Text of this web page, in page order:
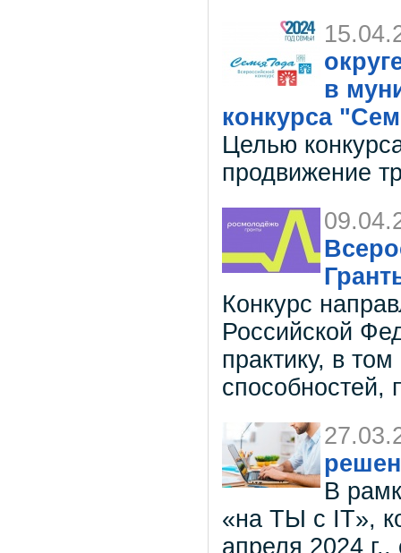
в
конкурса
Целью
продвижение
Конкурс
Российской
практику, в
способностей,
В
«на ТЫ с IT»,
апреля 2024 г.,